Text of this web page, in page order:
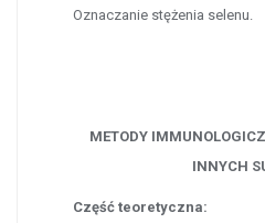
Oznaczanie stężenia selenu.
METODY
INNYCH
Część teoretyczna: